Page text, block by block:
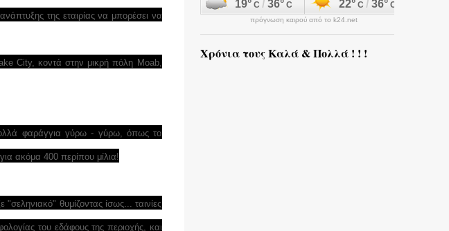
της εταιρίας να μπορέσει να
City, κοντά στην μικρή πόλη Moab,
φαράγγια γύρω - γύρω, όπως το
ακόμα 400 περίπου μίλια!
θυμίζοντας ίσως... ταινίες
του εδάφους της περιοχής, και
πρόγνωση καιρού από το k24.net
Χρόνια τους Καλά & Πολλά ! ! !